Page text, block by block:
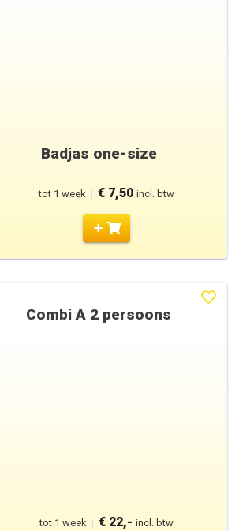
Badjas one-size
tot 1 week | € 7,50 incl. btw
Combi A 2 persoons
tot 1 week | € 22,- incl. btw